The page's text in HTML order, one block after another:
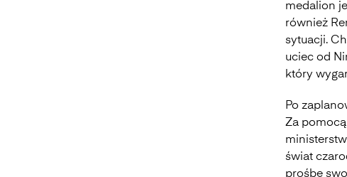
medalion
również
sytuacji.
uciec od
który
Po
Za
świat
prośbę